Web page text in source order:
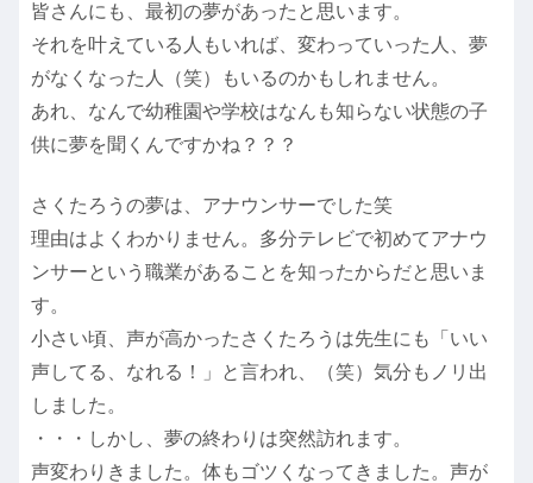
皆さんにも、最初の夢があったと思います。
それを叶えている人もいれば、変わっていった人、夢
がなくなった人（笑）もいるのかもしれません。
あれ、なんで幼稚園や学校はなんも知らない状態の子
供に夢を聞くんですかね？？？
さくたろうの夢は、アナウンサーでした笑
理由はよくわかりません。多分テレビで初めてアナウ
ンサーという職業があることを知ったからだと思いま
す。
小さい頃、声が高かったさくたろうは先生にも「いい
声してる、なれる！」と言われ、（笑）気分もノリ出
しました。
・・・しかし、夢の終わりは突然訪れます。
声変わりきました。体もゴツくなってきました。声が